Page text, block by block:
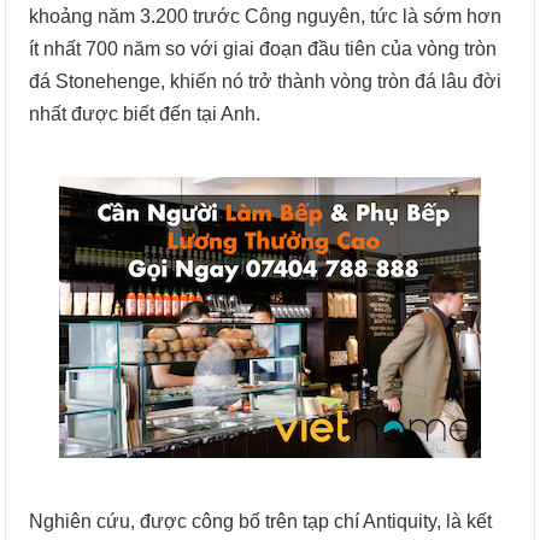
khoảng năm 3.200 trước Công nguyên, tức là sớm hơn
ít nhất 700 năm so với giai đoạn đầu tiên của vòng tròn
đá Stonehenge, khiến nó trở thành vòng tròn đá lâu đời
nhất được biết đến tại Anh.
Nghiên cứu, được công bố trên tạp chí Antiquity, là kết